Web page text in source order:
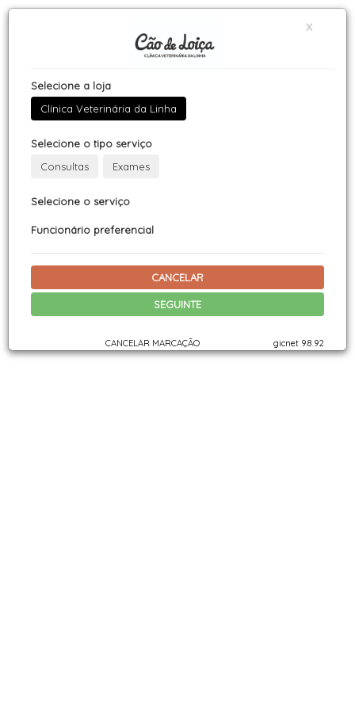
x
Selecione a loja
Clínica Veterinária da Linha
Selecione o tipo serviço
Consultas
Exames
Selecione o serviço
Funcionário preferencial
CANCELAR
SEGUINTE
CANCELAR MARCAÇÃO gicnet 9.8.92